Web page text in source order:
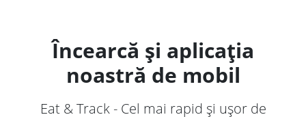
Încearcă și aplicația
noastră de mobil
Eat & Track - Cel mai rapid și ușor de